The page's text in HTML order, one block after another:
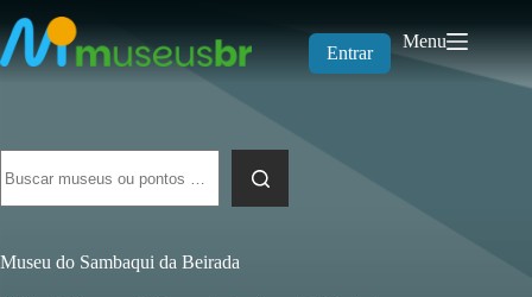
para
o
conteúdo
Entrar
Menu
resultados
Museu do Sambaqui da Beirada